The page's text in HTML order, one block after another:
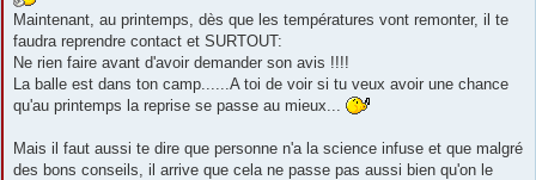
Maintenant, au printemps, dès que les températures vont remonter, il te
faudra reprendre contact et SURTOUT:
Ne rien faire avant d'avoir demander son avis !!!!
La balle est dans ton camp......A toi de voir si tu veux avoir une chance
qu'au printemps la reprise se passe au mieux...
Mais il faut aussi te dire que personne n'a la science infuse et que malgré
des bons conseils, il arrive que cela ne passe pas aussi bien qu'on le